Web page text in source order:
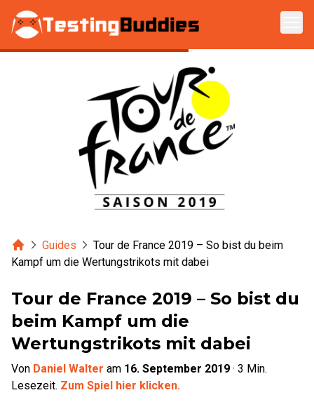
Zum Hauptinhalt springen
HomeGuides
Tour de France 2019 – So bist du beim
Kampf um die Wertungstrikots mit dabei
Tour de France 2019 – So bist du
beim Kampf um die
Wertungstrikots mit dabei
Von Daniel Walter am 16. September 2019 · 3 Min.
Lesezeit. Zum Spiel hier klicken.